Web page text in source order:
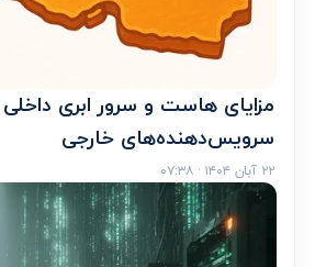
مزایای هاست و سرور ابری
سرویس‌دهنده‌های خارجی
۲۲ آبان ۱۴۰۴ · ۰۷:۳۸